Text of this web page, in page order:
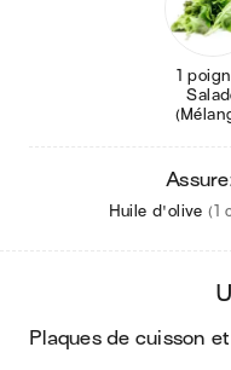
1
Salade
Huile d'olive (1
plaques de cuisson